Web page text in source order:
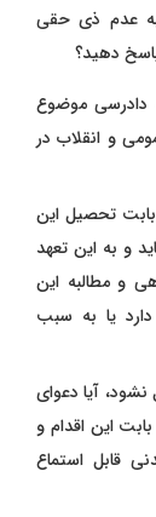
عدم ذی‌ حقی
دهید؟
دادرسی موضوع
عمومی و انقلاب در
بابت تحصیل این
و به این تعهد
و مطالبه این
دارد یا به سبب
نشود، آیا دعوای
این اقدام و
قابل استماع